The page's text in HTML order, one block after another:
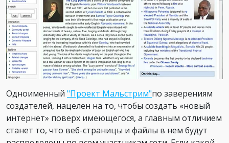
Одноименный "Проект Мальстрим"по заверениям
создателей, нацелен на то, чтобы создать «новый
интернет» поверх имеющегося, а главным отличием
станет то, что веб-страницы и файлы в нем будут